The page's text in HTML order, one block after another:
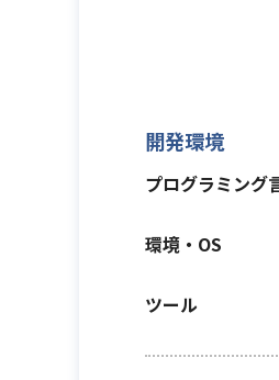
開発環境
プログラミング
環境・OS
ツール